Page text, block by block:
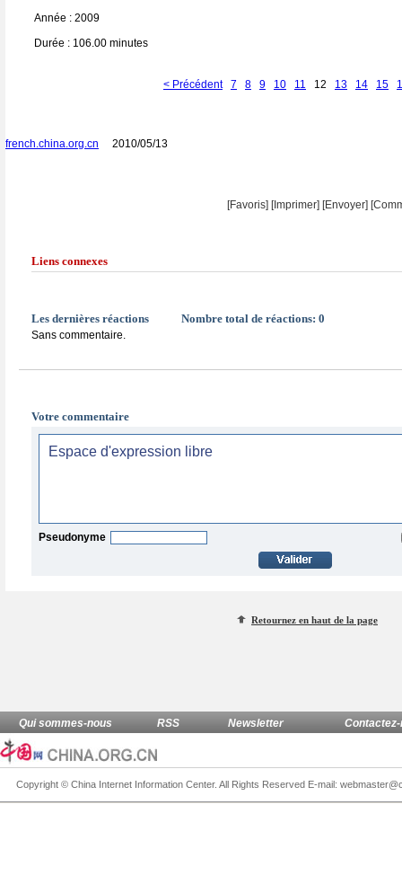
Année : 2009
Durée : 106.00 minutes
< Précédent 7 8 9 10 11 12 13 14 15
french.china.org.cn 2010/05/13
[Favoris] [Imprimer] [Envoyer]
Liens connexes
Les dernières réactions Nombre total de réactions: 0
Sans commentaire.
Votre commentaire
Pseudonyme
Retournez en haut de la page